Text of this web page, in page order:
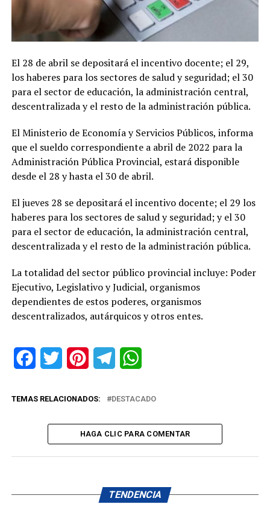
El 28 de abril se depositará el incentivo docente; el 29,
los haberes para los sectores de salud y seguridad; el 30
para el sector de educación, la administración central,
descentralizada y el resto de la administración pública.
El Ministerio de Economía y Servicios Públicos, informa
que el sueldo correspondiente a abril de 2022 para la
Administración Pública Provincial, estará disponible
desde el 28 y hasta el 30 de abril.
El jueves 28 se depositará el incentivo docente; el 29 los
haberes para los sectores de salud y seguridad; y el 30
para el sector de educación, la administración central,
descentralizada y el resto de la administración pública.
La totalidad del sector público provincial incluye: Poder
Ejecutivo, Legislativo y Judicial, organismos
dependientes de estos poderes, organismos
descentralizados, autárquicos y otros entes.
FacebookTwitter PinterestTelegram
TEMAS RELACIONADOS: DESTACADO
HAGA CLIC PARA COMENTAR
TENDENCIA